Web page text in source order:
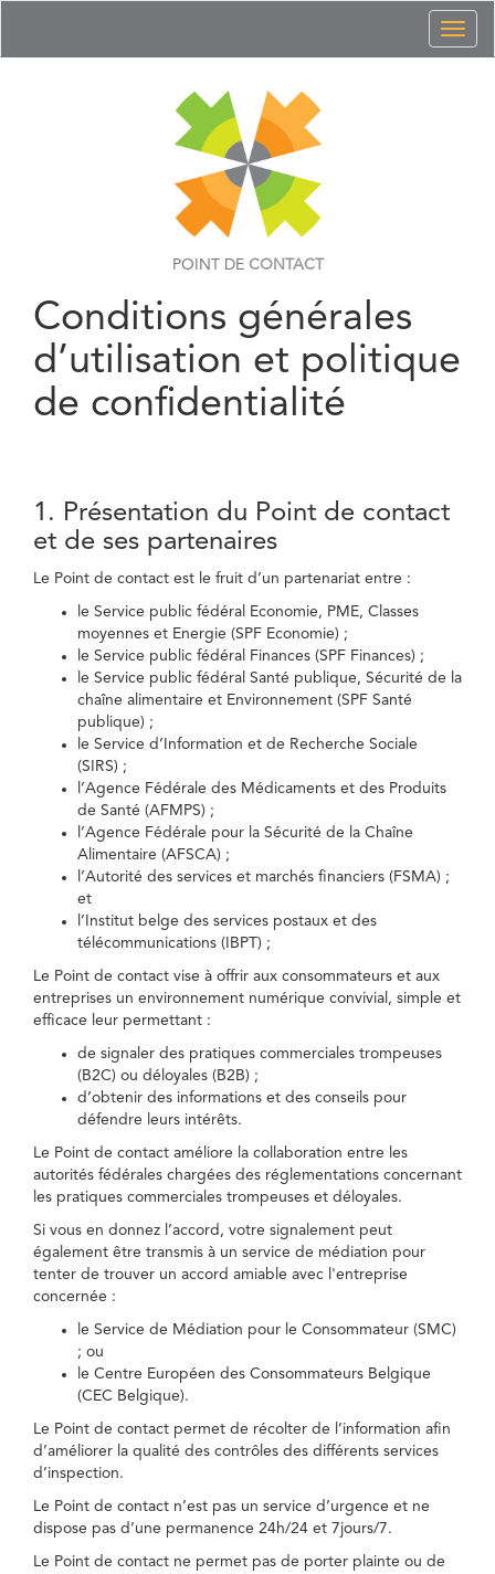
POINT DE CONTACT
Conditions générales
d’utilisation et politique
de confidentialité
1. Présentation du Point de contact
et de ses partenaires
Le Point de contact est le fruit d’un partenariat entre :
le Service public fédéral Economie, PME, Classes
moyennes et Energie (SPF Economie) ;
le Service public fédéral Finances (SPF Finances) ;
le Service public fédéral Santé publique, Sécurité de la
chaîne alimentaire et Environnement (SPF Santé
publique) ;
le Service d’Information et de Recherche Sociale
(SIRS) ;
l’Agence Fédérale des Médicaments et des Produits
de Santé (AFMPS) ;
l’Agence Fédérale pour la Sécurité de la Chaîne
Alimentaire (AFSCA) ;
l’Autorité des services et marchés financiers (FSMA) ;
et
l’Institut belge des services postaux et des
télécommunications (IBPT) ;
Le Point de contact vise à offrir aux consommateurs et aux
entreprises un environnement numérique convivial, simple et
efficace leur permettant :
de signaler des pratiques commerciales trompeuses
(B2C) ou déloyales (B2B) ;
d’obtenir des informations et des conseils pour
défendre leurs intérêts.
Le Point de contact améliore la collaboration entre les
autorités fédérales chargées des réglementations concernant
les pratiques commerciales trompeuses et déloyales.
Si vous en donnez l’accord, votre signalement peut
également être transmis à un service de médiation pour
tenter de trouver un accord amiable avec l'entreprise
concernée :
le Service de Médiation pour le Consommateur (SMC)
; ou
le Centre Européen des Consommateurs Belgique
(CEC Belgique).
Le Point de contact permet de récolter de l’information afin
d’améliorer la qualité des contrôles des différents services
d’inspection.
Le Point de contact n’est pas un service d’urgence et ne
dispose pas d’une permanence 24h/24 et 7jours/7.
Le Point de contact ne permet pas de porter plainte ou de